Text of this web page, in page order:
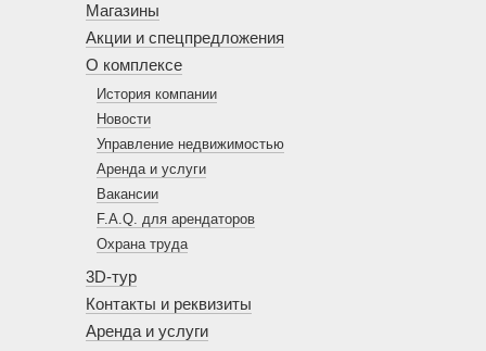
Магазины
Акции и спецпредложения
О комплексе
История компании
Новости
Управление недвижимостью
Аренда и услуги
Вакансии
F.A.Q. для арендаторов
Охрана труда
3D-тур
Контакты и реквизиты
Аренда и услуги